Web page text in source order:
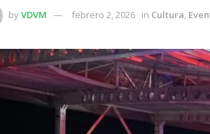
byVDVM febrero 2, 2026 in Cultura,